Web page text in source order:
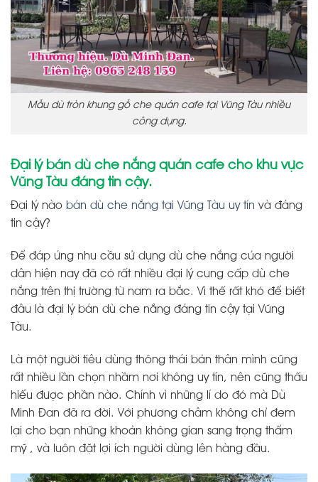
Mẫu dù tròn khung gỗ che quán cafe tại Vũng Tàu nhiều
công dụng.
Đại lý bán dù che nắng quán cafe cho khu vực
Vũng Tàu đáng tin cậy.
Đại lý nào bán dù che nắng tại Vũng Tàu uy tín và đáng
tin cậy?
Để đáp ứng nhu cầu sử dụng dù che nắng của người
dân hiện nay đã có rất nhiều đại lý cung cấp dù che
nắng trên thị trường từ nam ra bắc. Vì thế rất khó để biết
đâu là đại lý bán dù che nắng đáng tin cậy tại Vũng
Tàu.
Là một người tiêu dùng thông thái bản thân mình cũng
rất nhiều lần chọn nhầm nơi không uy tín, nên cũng thấu
hiểu được phần nào. Chính vì những lí do đó mà Dù
Minh Đan đã ra đời. Với phương châm không chỉ đem
lại cho bạn những khoản không gian sang trọng thẩm
mỹ , và luôn đặt lợi ích người dùng lên hàng đầu.